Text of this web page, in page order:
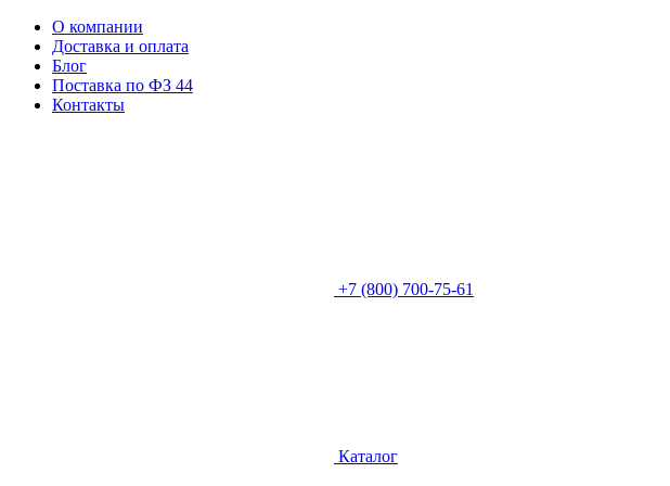
О компании
Доставка и оплата
Блог
Поставка по ФЗ 44
Контакты
+7 (800) 700-75-61
Каталог